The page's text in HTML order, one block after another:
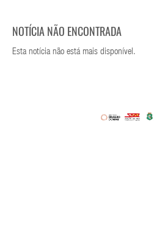
NOTÍCIA NÃO ENCONTRADA
Esta notícia não está mais disponível.